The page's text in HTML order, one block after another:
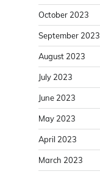
October 2023
September 2023
August 2023
July 2023
June 2023
May 2023
April 2023
March 2023